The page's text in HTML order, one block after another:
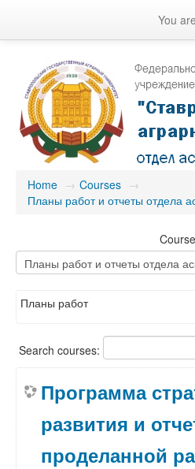
You
Home → Courses →
Планы работ и отчеты отдела
Планы работ
Search courses:
Программа
развития и
проделанной